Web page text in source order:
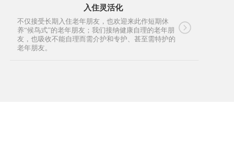
入住灵活化
不仅接受长期入住老年朋友，也欢迎来此作短期休
养“候鸟式”的老年朋友；我们接纳健康自理的老年朋
友，也吸收不能自理而需介护和专护、甚至需特护的
老年朋友。